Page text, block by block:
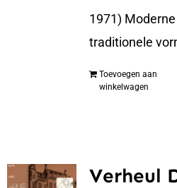
1971)
traditionele
Toevoegen aan
winkelwagen
Verheul